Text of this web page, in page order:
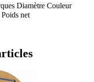
Diamètre Couleur
Poids net